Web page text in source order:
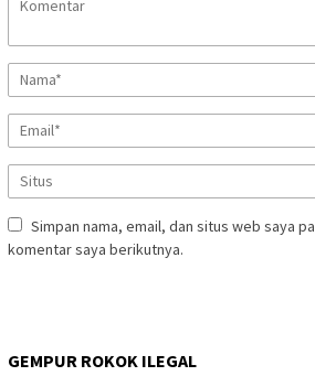
Simpan nama, email, dan situs web saya
komentar saya berikutnya.
GEMPUR ROKOK ILEGAL